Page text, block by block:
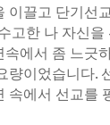
이끌고 단기선
고한 나 자신
에서 좀 느긋
량이었습니다.
속에서 선교를